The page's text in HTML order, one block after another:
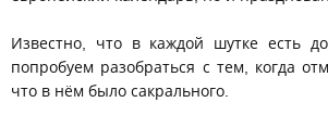
Известно, что в каждой шутке есть
попробуем разобраться с тем, когда
что в нём было сакрального.